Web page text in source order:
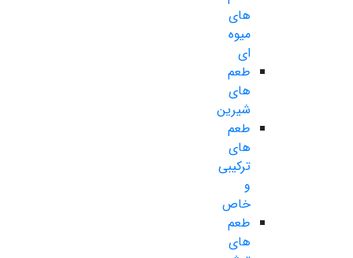
های
میوه
ای
طعم
های
شیرین
طعم
های
ترکیبی
و
خاص
طعم
های